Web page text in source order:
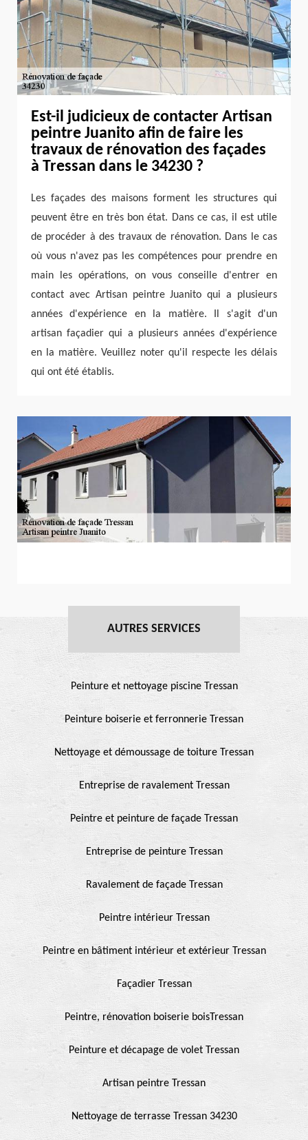
Est-il judicieux de contacter Artisan
peintre Juanito afin de faire les
travaux de rénovation des façades
à Tressan dans le 34230 ?
Les façades des maisons forment les structures qui
peuvent être en très bon état. Dans ce cas, il est utile
de procéder à des travaux de rénovation. Dans le cas
où vous n'avez pas les compétences pour prendre en
main les opérations, on vous conseille d'entrer en
contact avec Artisan peintre Juanito qui a plusieurs
années d'expérience en la matière. Il s'agit d'un
artisan façadier qui a plusieurs années d'expérience
en la matière. Veuillez noter qu'il respecte les délais
qui ont été établis.
AUTRES SERVICES
Peinture et nettoyage piscine Tressan
Peinture boiserie et ferronnerie Tressan
Nettoyage et démoussage de toiture Tressan
Entreprise de ravalement Tressan
Peintre et peinture de façade Tressan
Entreprise de peinture Tressan
Ravalement de façade Tressan
Peintre intérieur Tressan
Peintre en bâtiment intérieur et extérieur Tressan
Façadier Tressan
Peintre, rénovation boiserie boisTressan
Peinture et décapage de volet Tressan
Artisan peintre Tressan
Nettoyage de terrasse Tressan 34230